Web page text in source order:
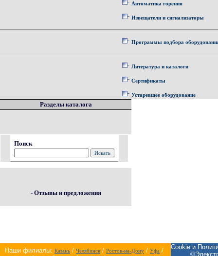
Автоматика горения
Извещатели и сигнализаторы
Программы подбора
Литература и каталоги
Сертификаты
Устаревшее оборудование
Разделы каталога
Поиск
- Отзывы и предложения
Наши филиалы: Казань / Челябинск/ Ростов-на-Дону / Уфа /
Cookie и